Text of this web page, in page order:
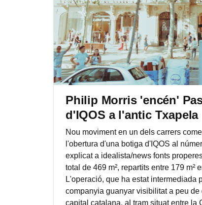
Philip Morris 'encén'
d'IQOS a l'antic Txapela
Nou moviment en un dels carrers
l'obertura d'una botiga d'IQOS al
explicat a idealista/news fonts
total de 469 m², repartits entre 179 m²
L'operació, que ha estat intermediada
companyia guanyar visibilitat a peu
capital catalana, al tram situat entre la